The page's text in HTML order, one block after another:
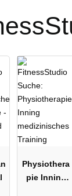
Physiothera
pie Inning